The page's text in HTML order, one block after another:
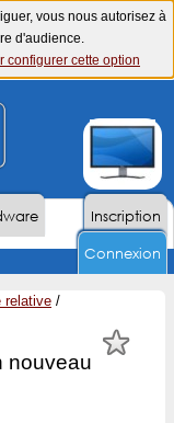
vous nous autorisez à
d'audience.
configurer cette option
Inscription
Connexion
relative /
nouveau